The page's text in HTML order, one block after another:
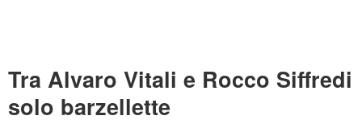
Tra Alvaro Vitali e Rocco Siffredi
solo barzellette